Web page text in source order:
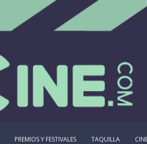
PREMIOS Y FESTIVALES TAQUILLA